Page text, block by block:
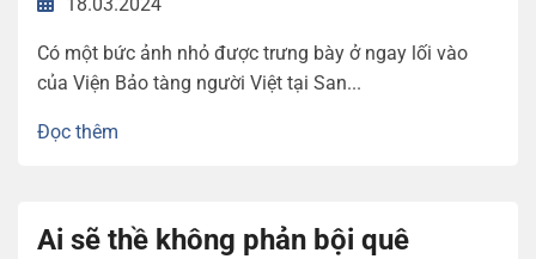
Có một bức ảnh nhỏ được trưng bày ở ngay lối vào
của Viện Bảo tàng người Việt tại San...
Đọc thêm
Ai sẽ thề không phản bội quê